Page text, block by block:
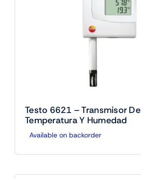
Testo 6621 – Transmisor De
Temperatura Y Humedad
Available on backorder